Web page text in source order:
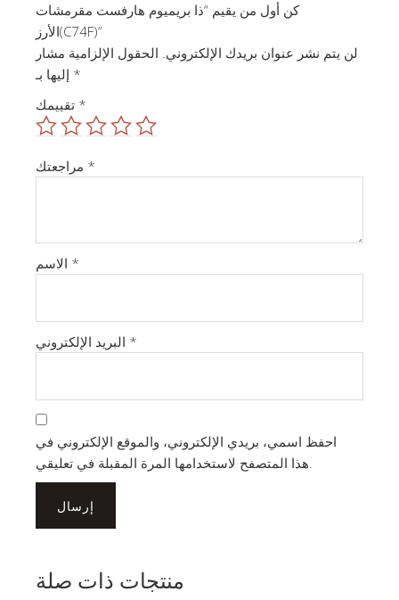
كن أول من يقيم “ذا بريميوم هارفست مقرمشات
الأرز(C74F)”
لن يتم نشر عنوان بريدك الإلكتروني. الحقول الإلزامية مشار
*
*
*
*
*
احفظ اسمي، بريدي الإلكتروني، والموقع الإلكتروني في
هذا المتصفح لاستخدامها المرة المقبلة في تعليقي.
منتجات ذات صلة